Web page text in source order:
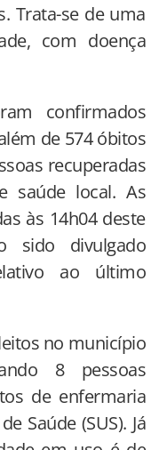
Trata-se de uma
com doença
confirmados
de 574 óbitos
recuperadas
saúde local. As
às 14h04 deste
sido divulgado
ao último
no município
8 pessoas
de enfermaria
Saúde (SUS). Já